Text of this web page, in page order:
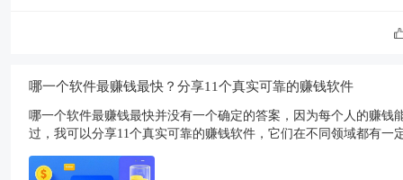
哪一个软件最赚钱最快？分享11个真实可靠的赚钱软件
哪一个软件最赚钱最快并没有一个确定的答案，因为每个人的赚
过，我可以分享11个真实可靠的赚钱软件，它们在不同领域都有一